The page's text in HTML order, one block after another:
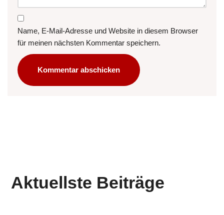
Name, E-Mail-Adresse und Website in diesem Browser
für meinen nächsten Kommentar speichern.
Aktuellste Beiträge